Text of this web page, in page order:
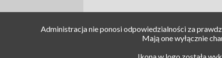
Administracja nie ponosi odpowiedzialności za
Mają one wyłącznie